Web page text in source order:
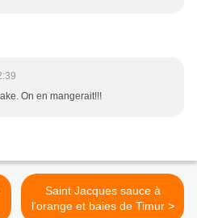
On en mangerait!!!
Saint Jacques sauce à
l'orange et baies de Timur >